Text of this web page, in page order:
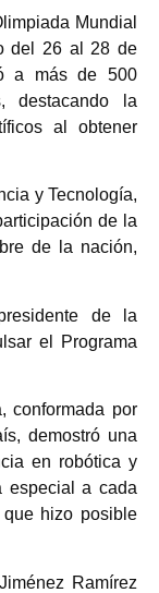
Mundial
del 26 al 28 de
a más de 500
destacando la
al obtener
y Tecnología,
de la
de la nación,
de la
el Programa
conformada por
demostró una
en robótica y
especial a cada
hizo posible
Ramírez